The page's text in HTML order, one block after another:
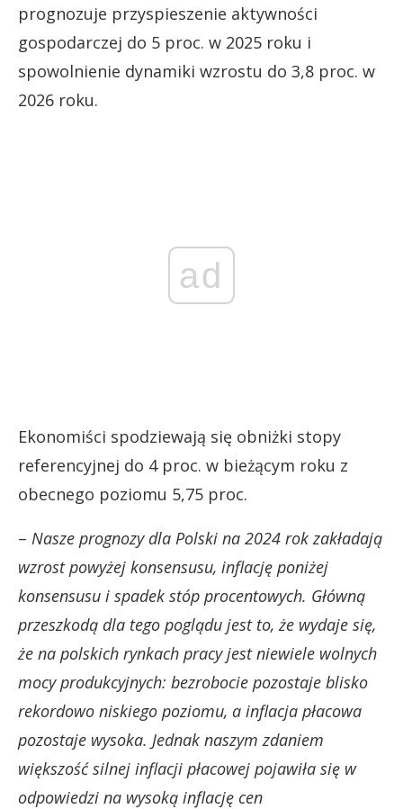
prognozuje przyspieszenie aktywności
gospodarczej do 5 proc. w 2025 roku i
spowolnienie dynamiki wzrostu do 3,8 proc. w
2026 roku.
ad
Ekonomiści spodziewają się obniżki stopy
referencyjnej do 4 proc. w bieżącym roku z
obecnego poziomu 5,75 proc.
– Nasze prognozy dla Polski na 2024 rok zakładają
wzrost powyżej konsensusu, inflację poniżej
konsensusu i spadek stóp procentowych. Główną
przeszkodą dla tego poglądu jest to, że wydaje się,
że na polskich rynkach pracy jest niewiele wolnych
mocy produkcyjnych: bezrobocie pozostaje blisko
rekordowo niskiego poziomu, a inflacja płacowa
pozostaje wysoka. Jednak naszym zdaniem
większość silnej inflacji płacowej pojawiła się w
odpowiedzi na wysoką inflację cen